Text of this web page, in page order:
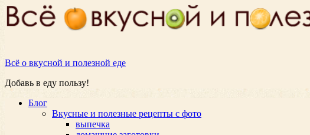
Всё о вкусной и полезной еде
Добавь в еду пользу!
Блог
Вкусные и полезные рецепты с фото
выпечка